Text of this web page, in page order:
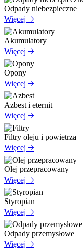
Odpady niebezpieczne
Więcej 🡢
Akumulatory
Więcej 🡢
Opony
Więcej 🡢
Azbest i eternit
Więcej 🡢
Filtry oleju i powietrza
Więcej 🡢
Olej przepracowany
Więcej 🡢
Styropian
Więcej 🡢
Odpady przemysłowe
Więcej 🡢